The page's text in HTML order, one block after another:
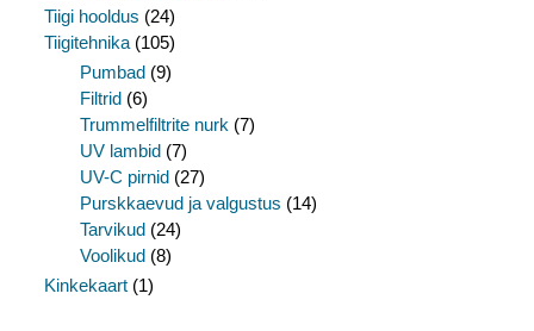
Tiigi hooldus (24)
Tiigitehnika (105)
Pumbad (9)
Filtrid (6)
Trummelfiltrite nurk (7)
UV lambid (7)
UV-C pirnid (27)
Purskkaevud ja valgustus (14)
Tarvikud (24)
Voolikud (8)
Kinkekaart (1)